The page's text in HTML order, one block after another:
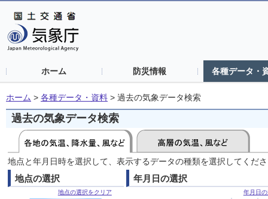
ホーム 防災情報 各種データ・
ホーム > 各種データ・資料 > 過去の気象データ検索
過去の気象データ検索
地点と年月日時を選択して、表示するデータの種類を選択してくだ
地点の選択
地点の選択をクリア
年月日の選択
年月日